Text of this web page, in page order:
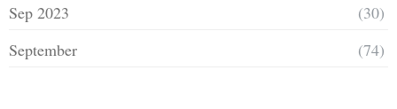
Sep 2023
(30)
September
(74)